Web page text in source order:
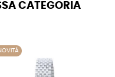
CATEGORIA